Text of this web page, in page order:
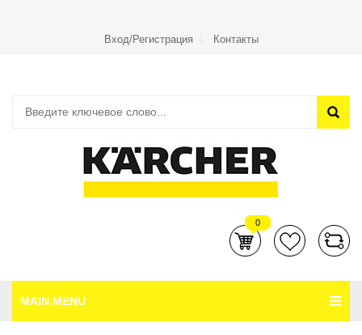
Вход/Регистрация Контакты
0
MAIN MENU